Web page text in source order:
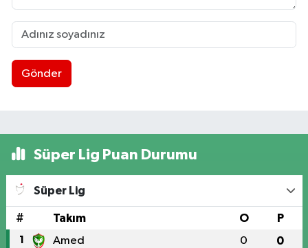
Gönder
Süper Lig Puan Durumu
Süper Lig
# Takım O P
1 Amed 0 0